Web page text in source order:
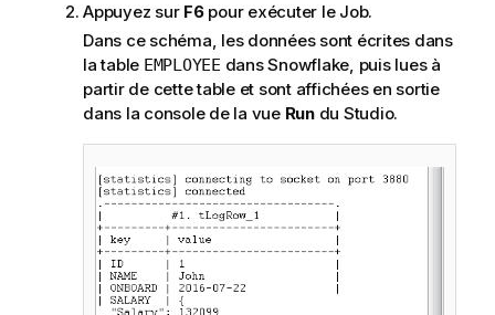
Appuyez sur F6pour exécuter le Job.
Dans ce schéma, les données sont écrites dans
la table EMPLOYEE dans Snowflake, puis lues à
partir de cette table et sont affichées en sortie
dans la console de la vue Rundu Studio.